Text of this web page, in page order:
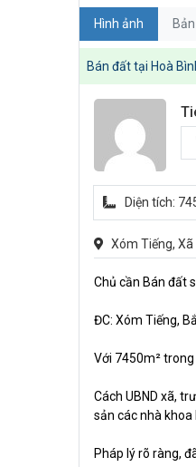
Hình ảnh
Bán đất tại Hoà
Diện tích:
Xóm Tiếng, Xã
Chủ cần Bán đất
ĐC: Xóm Tiếng,
Với 7450m²
Cách UBND xã,
sản các nhà
Pháp lý rõ ràng,